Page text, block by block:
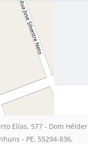
Elías, 577 - Dom Hélder
- PE, 55294-836,